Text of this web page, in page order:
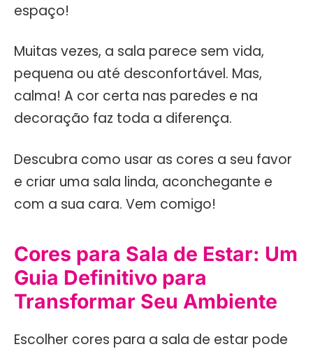
espaço!
Muitas vezes, a sala parece sem vida,
pequena ou até desconfortável. Mas,
calma! A cor certa nas paredes e na
decoração faz toda a diferença.
Descubra como usar as cores a seu favor
e criar uma sala linda, aconchegante e
com a sua cara. Vem comigo!
Cores para Sala de Estar: Um
Guia Definitivo para
Transformar Seu Ambiente
Escolher cores para a sala de estar pode